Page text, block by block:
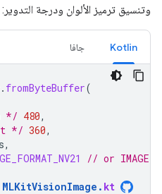
وتنسيق ترميز الألوان ودرجة التدوير:
Kotlin جافا
. fromByteBuffer(
*/ 480,
*/ 360,
,
// or
MLKitVisionImage . kt